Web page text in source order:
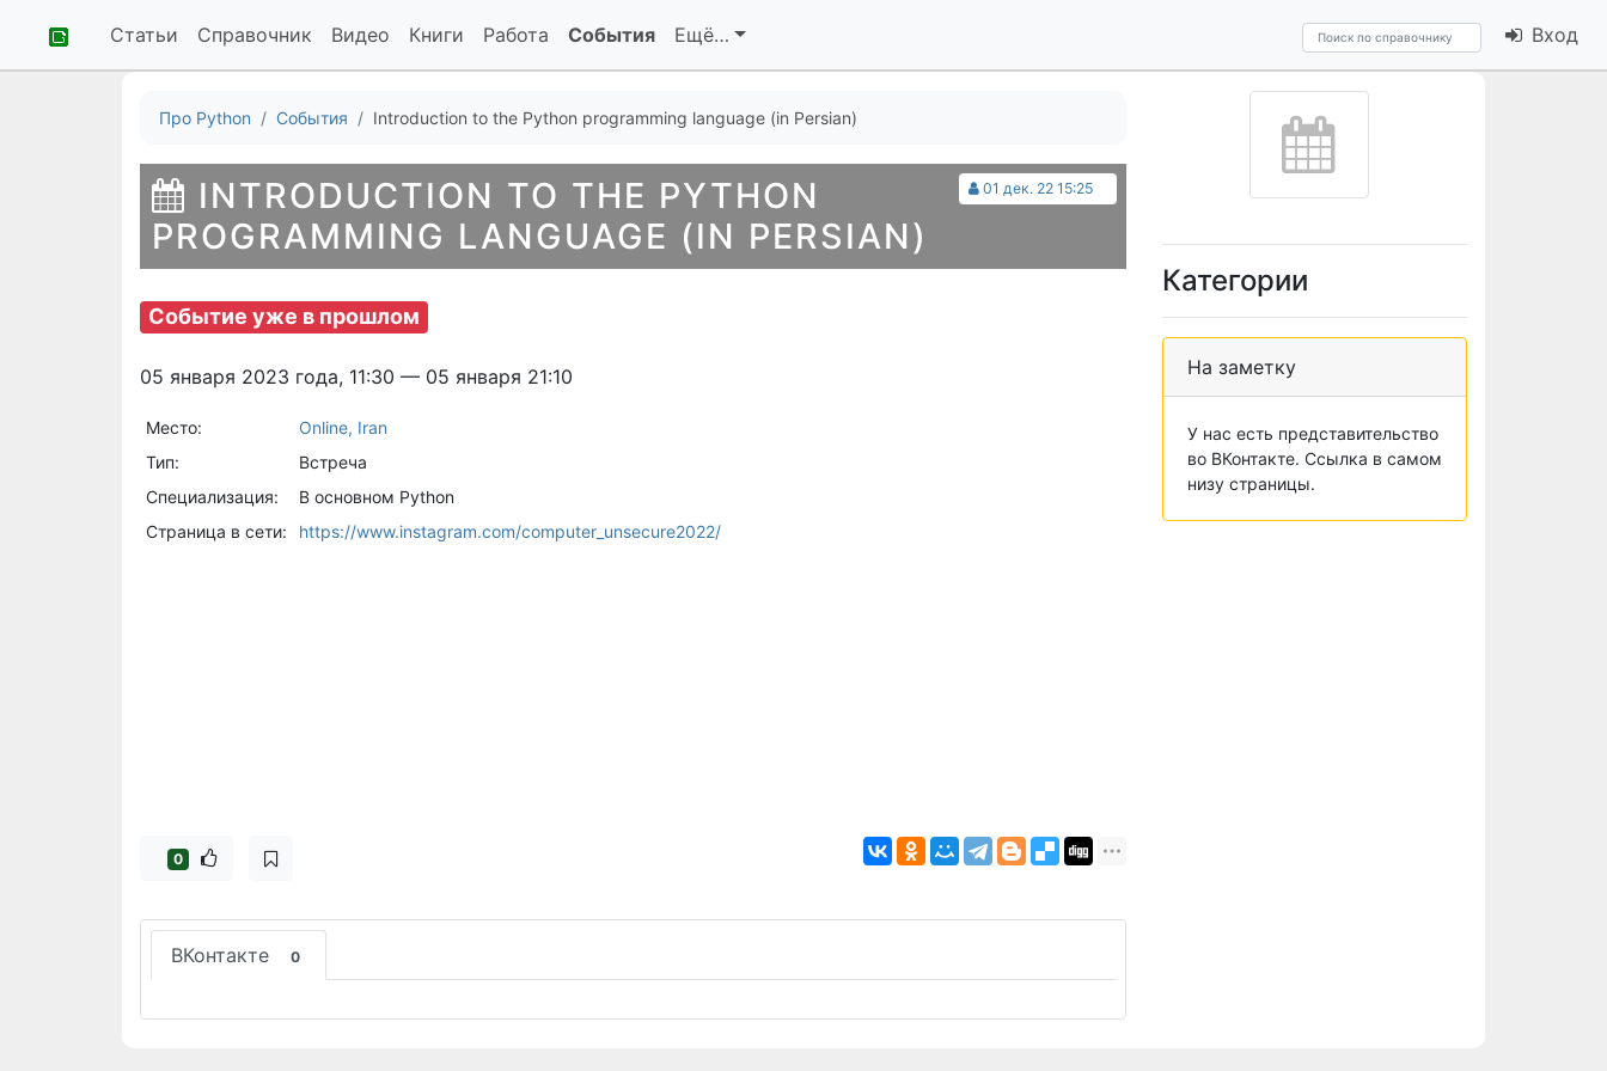
Статьи Справочник Видео Книги Работа События Ещё… Вход
Про Python События Introduction to the Python programming language (in Persian)
01 дек. 22 15:25
INTRODUCTION TO THE PYTHON
PROGRAMMING LANGUAGE (IN PERSIAN)
Событие уже в прошлом
05 января 2023 года, 11:30 — 05 января 21:10
Место:
Online, Iran
Тип:
Встреча
Специализация:
В основном Python
Страница в сети:
https://www.instagram.com/computer_unsecure2022/
0
ВКонтакте 0
Категории
На заметку
У нас есть представительство
во ВКонтакте. Ссылка в самом
низу страницы.